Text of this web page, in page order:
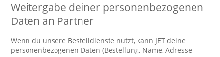
Weitergabe deiner personenbezogenen
Daten an Partner
Wenn du unsere Bestelldienste nutzt, kann JET deine
personenbezogenen Daten (Bestellung, Name, Adresse